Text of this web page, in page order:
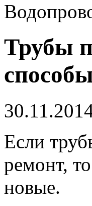
Трубы
Если
ремонт,
новые.